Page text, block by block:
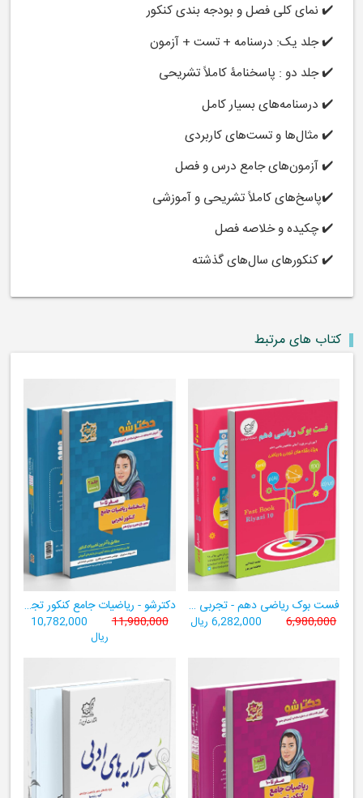
✔️ نمای کلی فصل و بودجه بندی کنکور
✔️ جلد یک: درسنامه + تست + آزمون
✔️ جلد دو : پاسخنامۀ کاملاً تشریحی
✔️ درسنامه‌های بسیار کامل
✔️ مثال‌ها و تست‌های کاربردی
✔️ آزمون‌های جامع درس و فصل
✔️پاسخ‌های کاملاً تشریحی و آموزشی
✔️ چکیده و خلاصه فصل
✔️ کنکورهای سال‌های گذشته
کتاب های مرتبط
فست بوک ریاضی دهم - تجربی و ریاضی ((آموزش سریع، آسان و کامل ریاضی پایۀ دهم))
6,980,000 6,282,000 ریال
دکترشو - ریاضیات جامع کنکور تجربی - دهم،یازدهم،دوازدهم - جلد دو (پاسخنامه)
11,980,000
10,782,000
ریال